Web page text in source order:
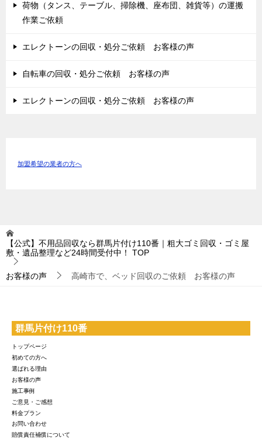
荷物（タンス、テーブル、掃除機、座布団、雑貨等）の運搬
作業ご依頼
エレクトーンの回収・処分ご依頼 お客様の声
自転車の回収・処分ご依頼 お客様の声
エレクトーンの回収・処分ご依頼 お客様の声
加盟希望の業者の方へ
【公式】不用品回収なら群馬片付け110番｜粗大ゴミ回収・ゴミ屋
敷・遺品整理など24時間受付中！
TOP
お客様の声 高崎市で、ベッド回収のご依頼 お客様の声
群馬片付け110番
トップページ
初めての方へ
選ばれる理由
お客様の声
施工事例
ご意見・ご感想
料金プラン
お問い合わせ
賠償責任補償について